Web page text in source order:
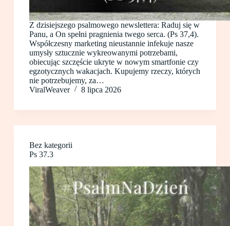
Z dzisiejszego psalmowego newslettera: Raduj się w
Panu, a On spełni pragnienia twego serca. (Ps 37,4).
Współczesny marketing nieustannie infekuje nasze
umysły sztucznie wykreowanymi potrzebami,
obiecując szczęście ukryte w nowym smartfonie czy
egzotycznych wakacjach. Kupujemy rzeczy, których
nie potrzebujemy, za…
ViralWeaver
8 lipca 2026
Bez kategorii
Ps 37.3